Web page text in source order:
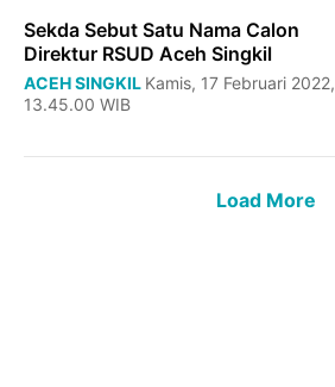
Sekda Sebut Satu Nama Calon
Direktur RSUD Aceh Singkil
ACEH SINGKIL Kamis, 17 Februari 2022,
13.45.00 WIB
Load More